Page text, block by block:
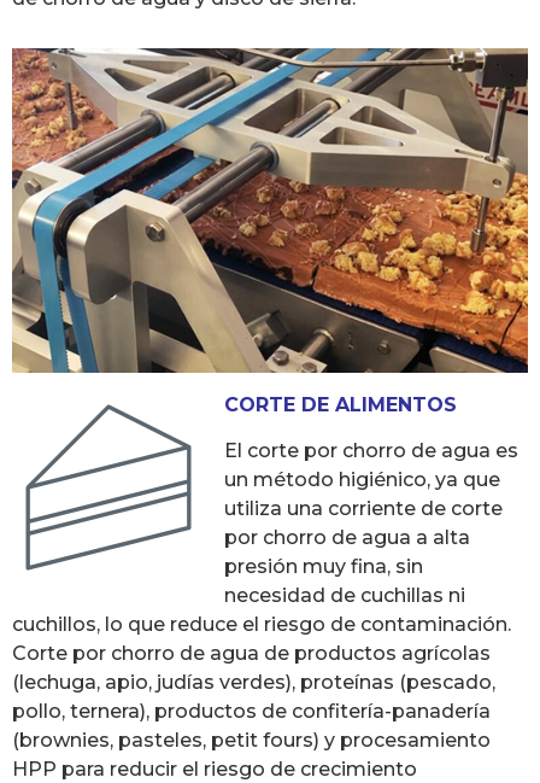
CORTE DE ALIMENTOS
El corte por chorro de agua es
un método higiénico, ya que
utiliza una corriente de corte
por chorro de agua a alta
presión muy fina, sin
necesidad de cuchillas ni
cuchillos, lo que reduce el riesgo de contaminación.
Corte por chorro de agua de productos agrícolas
(lechuga, apio, judías verdes), proteínas (pescado,
pollo, ternera), productos de confitería-panadería
(brownies, pasteles, petit fours) y procesamiento
HPP para reducir el riesgo de crecimiento